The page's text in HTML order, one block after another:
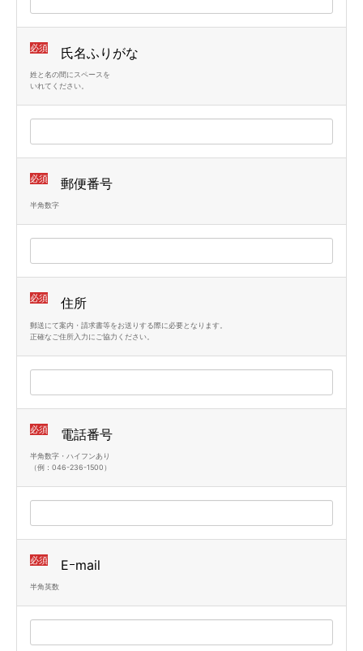
必須 氏名ふりがな
姓と名の間にスペースを
いれてください。
必須 郵便番号
半角数字
必須 住所
郵送にて案内・請求書等をお送りする際に必要となります。
正確なご住所入力にご協力ください。
必須 電話番号
半角数字・ハイフンあり
（例：046-236-1500）
必須 Eｰmail
半角英数